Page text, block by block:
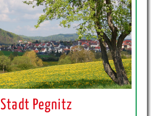
Stadt Pegnitz